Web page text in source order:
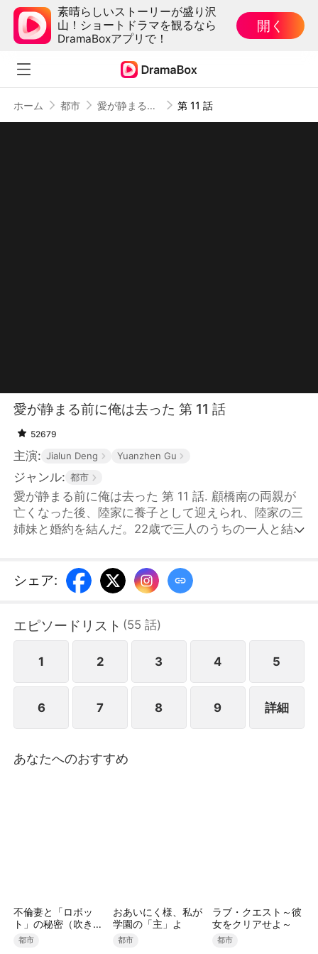
素晴らしいストーリーが盛り沢
山！ショートドラマを観るなら
DramaBoxアプリで！
開く
ホーム 都市 愛が静まる前に俺は去った 第 11 話
愛が静まる前に俺は去った 第 11 話
52679
主演: Jialun Deng Yuanzhen Gu
ジャンル: 都市
愛が静まる前に俺は去った 第 11 話. 顧橋南の両親が
亡くなった後、陸家に養子として迎えられ、陸家の三
姉妹と婚約を結んだ。22歳で三人のうちの一人と結
かに彼に想いを寄せていた余知鳶と急いで結婚した。
三姉妹は橋南が他人と結婚したとは信じず、彼が演技
と懐初と仲良くし、何度も橋南を押しやった。さら
に、橋南の父母の遺品を懐初に贈ったため、橋南は彼
女たちに対して完全に絶望した。
シェア:
エピソードリスト (55 話)
1 2 3 4 5
6 7 8 9 詳細
あなたへのおすすめ
不倫妻と「ロボッ
ト」の秘密（吹き替
え）
都市
おあいにく様、私が
学園の「主」よ
都市
ラブ・クエスト～彼
女をクリアせよ～
都市